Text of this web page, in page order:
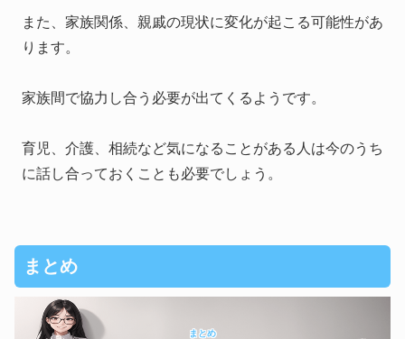
また、家族関係、親戚の現状に変化が起こる可能性があ
ります。
家族間で協力し合う必要が出てくるようです。
育児、介護、相続など気になることがある人は今のうち
に話し合っておくことも必要でしょう。
まとめ
まとめ